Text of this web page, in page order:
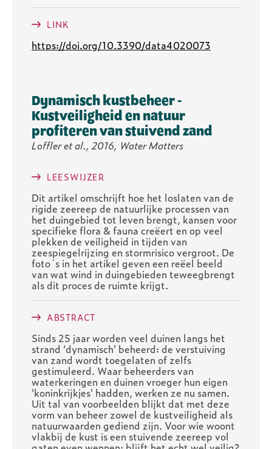
LINK
https://doi.org/10.3390/data4020073
Dynamisch kustbeheer -
Kustveiligheid en natuur
profiteren van stuivend zand
Loffler et al., 2016, Water Matters
LEESWIJZER
Dit artikel omschrijft hoe het loslaten van de
rigide zeereep de natuurlijke processen van
het duingebied tot leven brengt, kansen voor
specifieke flora & fauna creëert en op veel
plekken de veiligheid in tijden van
zeespiegelrijzing en stormrisico vergroot. De
foto´s in het artikel geven een reëel beeld
van wat wind in duingebieden teweegbrengt
als dit proces de ruimte krijgt.
ABSTRACT
Sinds 25 jaar worden veel duinen langs het
strand ‘dynamisch’ beheerd: de verstuiving
van zand wordt toegelaten of zelfs
gestimuleerd. Waar beheerders van
waterkeringen en duinen vroeger hun eigen
'koninkrijkjes' hadden, werken ze nu samen.
Uit tal van voorbeelden blijkt dat met deze
vorm van beheer zowel de kustveiligheid als
natuurwaarden gediend zijn. Voor wie woont
vlakbij de kust is een stuivende zeereep vol